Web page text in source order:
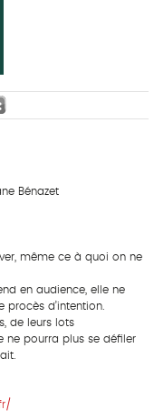
Bénazet
même ce à quoi on ne
en audience, elle ne
d’intention.
de leurs lots
ne pourra plus se défiler